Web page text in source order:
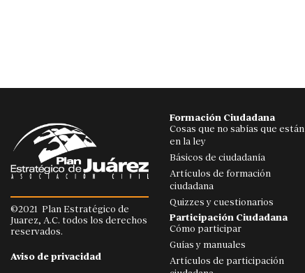
©2021 Plan Estratégico de
Juarez, A.C. todos los derechos
reservados.
Aviso de privacidad
Formación Ciudadana
Cosas que no sabías que están
en la ley
Básicos de ciudadanía
Artículos de formación
ciudadana
Quizzes y cuestionarios
Participación Ciudadana
Cómo participar
Guías y manuales
Artículos de participación